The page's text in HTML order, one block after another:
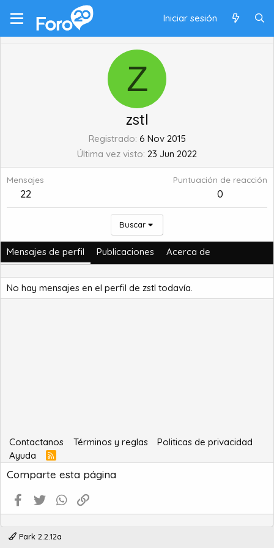
Iniciar sesión
Z
zstl
Registrado 6 Nov 2015
Última vez visto 23 Jun 2022
Mensajes
22
Puntuación de reacción
0
Buscar
Mensajes de perfil Publicaciones Acerca de
No hay mensajes en el perfil de zstl todavía.
Contactanos Términos y reglas
Politicas de privacidad
Ayuda
R
S
S
Comparte esta página
Facebook
Twitter WhatsApp
Park 2.2.12a